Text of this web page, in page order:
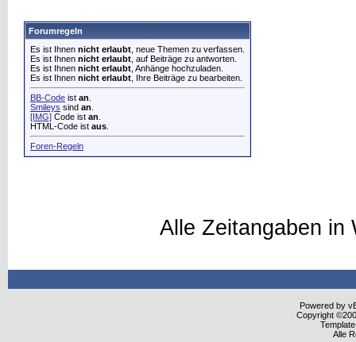
Forumregeln
Es ist Ihnen nicht erlaubt , neue Themen zu verfassen.
Es ist Ihnen nicht erlaubt , auf Beiträge zu antworten.
Es ist Ihnen nicht erlaubt , Anhänge hochzuladen.
Es ist Ihnen nicht erlaubt , Ihre Beiträge zu bearbeiten.
BB-Code ist an
Smileys sind an
[IMG] Code ist an
HTML-Code ist aus
Foren-Regeln
Alle Zeitangaben
Powered by
Copyright
Alle